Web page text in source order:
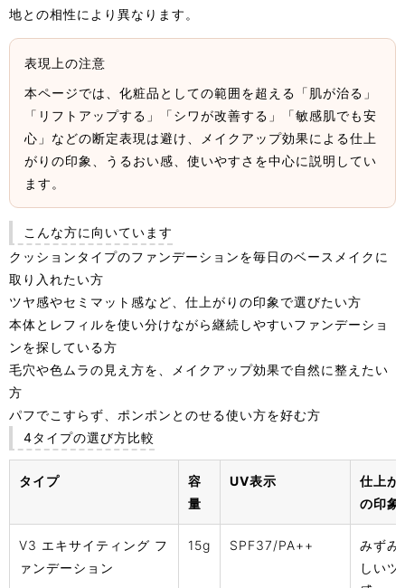
地との相性により異なります。
表現上の注意
本ページでは、化粧品としての範囲を超える「肌が治る」
「リフトアップする」「シワが改善する」「敏感肌でも安
心」などの断定表現は避け、メイクアップ効果による仕上
がりの印象、うるおい感、使いやすさを中心に説明してい
ます。
こんな方に向いています
クッションタイプのファンデーションを毎日のベースメイクに
取り入れたい方
ツヤ感やセミマット感など、仕上がりの印象で選びたい方
本体とレフィルを使い分けながら継続しやすいファンデーショ
ンを探している方
毛穴や色ムラの見え方を、メイクアップ効果で自然に整えたい
方
パフでこすらず、ポンポンとのせる使い方を好む方
4タイプの選び方比較
タイプ
容
量
UV表示
仕上が
の印象
V3 エキサイティング フ
ァンデーション
15g SPF37/PA++
みずみ
しいツ